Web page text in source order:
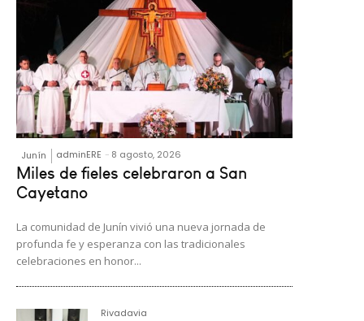
Junín adminERE - 8 agosto, 2026
Miles de fieles celebraron a San
Cayetano
La comunidad de Junín vivió una nueva jornada de
profunda fe y esperanza con las tradicionales
celebraciones en honor...
Rivadavia